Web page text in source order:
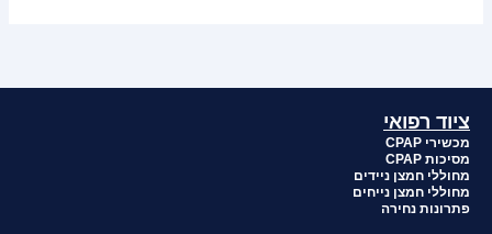
ציוד רפואי
מכשירי CPAP
מסיכות CPAP
מחוללי חמצן ניידים
מחוללי חמצן נייחים
פתרונות נחירה